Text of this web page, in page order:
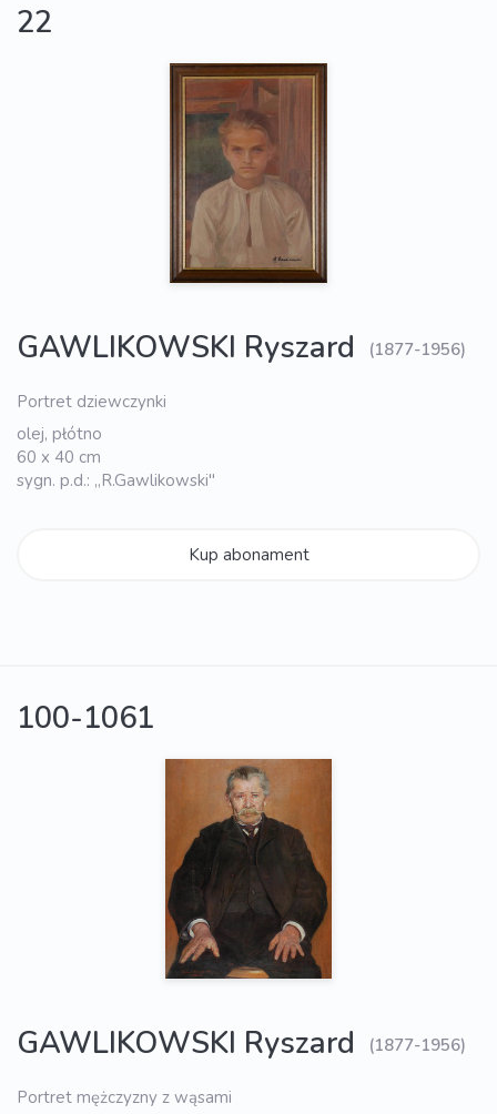
22
GAWLIKOWSKI Ryszard (1877-1956)
Portret dziewczynki
olej, płótno
60 x 40 cm
sygn. p.d.: „R.Gawlikowski"
Kup abonament
100-1061
GAWLIKOWSKI Ryszard (1877-1956)
Portret mężczyzny z wąsami